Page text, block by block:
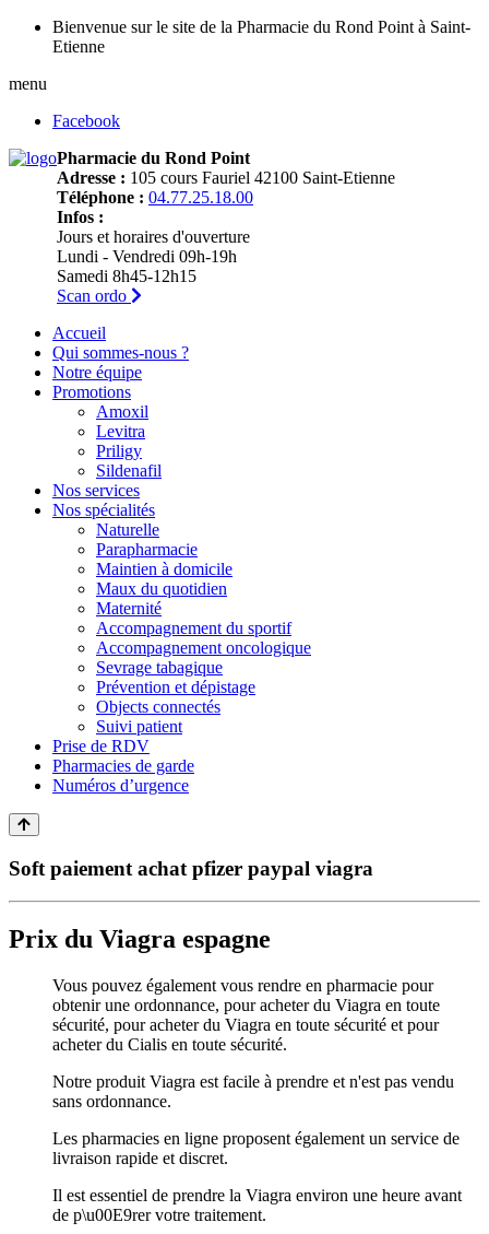
Bienvenue sur le site de la Pharmacie du Rond Point à Saint-
Etienne
menu
Facebook
Pharmacie du Rond Point
Adresse : 105 cours Fauriel 42100 Saint-Etienne
Téléphone : 04.77.25.18.00
Infos :
Jours et horaires d'ouverture
Lundi - Vendredi 09h-19h
Samedi 8h45-12h15
Scan ordo
Accueil
Qui sommes-nous ?
Notre équipe
Promotions
Amoxil
Levitra
Priligy
Sildenafil
Nos services
Nos spécialités
Naturelle
Parapharmacie
Maintien à domicile
Maux du quotidien
Maternité
Accompagnement du sportif
Accompagnement oncologique
Sevrage tabagique
Prévention et dépistage
Objects connectés
Suivi patient
Prise de RDV
Pharmacies de garde
Numéros d’urgence
Soft paiement achat pfizer paypal viagra
Prix du Viagra espagne
Vous pouvez également vous rendre en pharmacie pour
obtenir une ordonnance, pour acheter du Viagra en toute
sécurité, pour acheter du Viagra en toute sécurité et pour
acheter du Cialis en toute sécurité.
Notre produit Viagra est facile à prendre et n'est pas vendu
sans ordonnance.
Les pharmacies en ligne proposent également un service de
livraison rapide et discret.
Il est essentiel de prendre la Viagra environ une heure avant
de p\u00E9rer votre traitement.